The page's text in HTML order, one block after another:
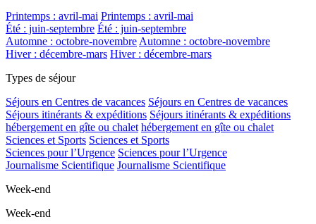
Printemps : avril-mai Printemps : avril-mai
Été : juin-septembre Été : juin-septembre
Automne : octobre-novembre Automne : octobre-novembre
Hiver : décembre-mars Hiver : décembre-mars
Types de séjour
Séjours en Centres de vacances Séjours en Centres de vacances
Séjours itinérants & expéditions Séjours itinérants & expéditions
hébergement en gîte ou chalet hébergement en gîte ou chalet
Sciences et Sports Sciences et Sports
Sciences pour l’Urgence Sciences pour l’Urgence
Journalisme Scientifique Journalisme Scientifique
Week-end
Week-end